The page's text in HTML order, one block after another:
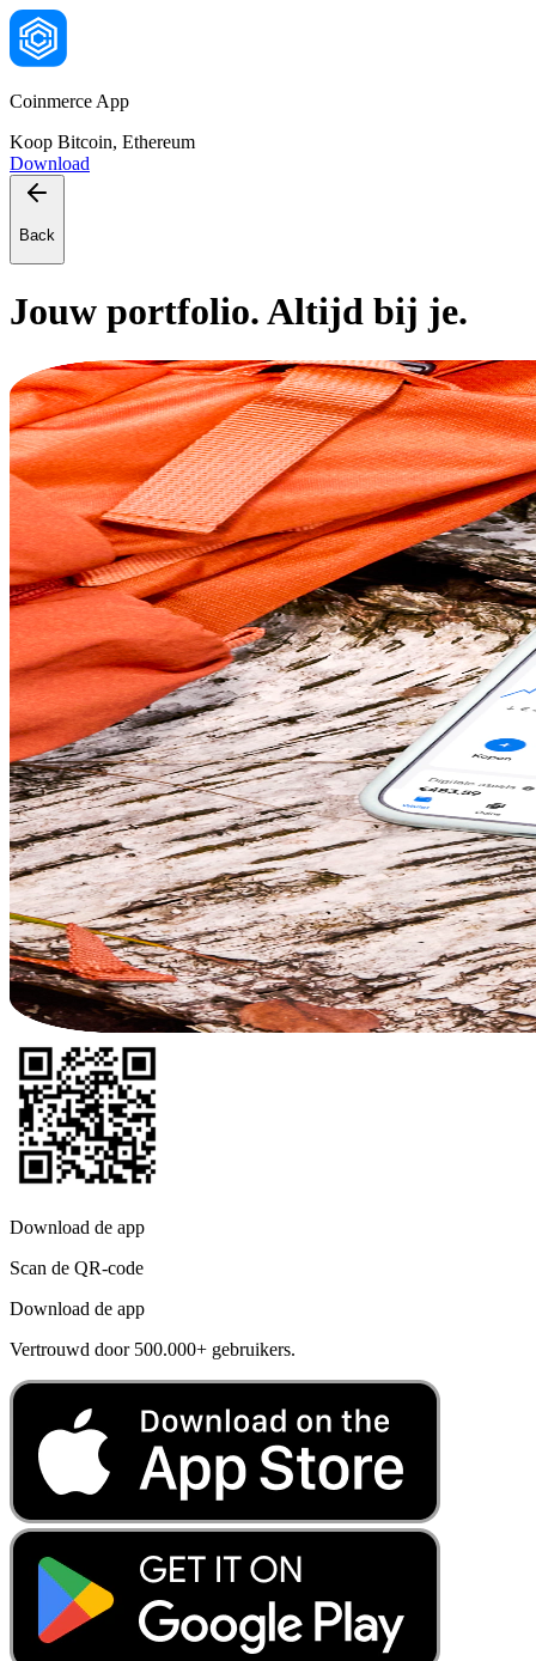
Coinmerce App
Koop Bitcoin, Ethereum
Download
Back
Jouw portfolio. Altijd bij je.
Download de app
Scan de QR-code
Download de app
Vertrouwd door 500.000+ gebruikers.